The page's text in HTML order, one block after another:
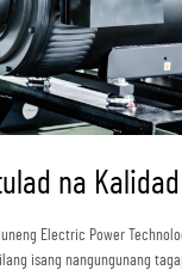
na
Electric Power
isang nangungunang